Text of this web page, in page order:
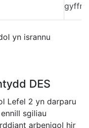
yn isrannu
DES
Lefel 2 yn darparu
sgiliau
arbenigol hir